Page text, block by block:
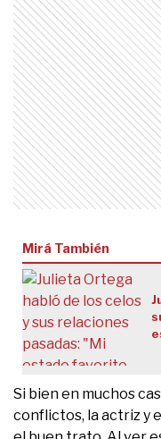
Mirá También
Si bien en muchos
conflictos, la actriz y